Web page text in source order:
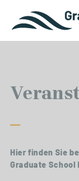
Hier finden Sie
Graduate School